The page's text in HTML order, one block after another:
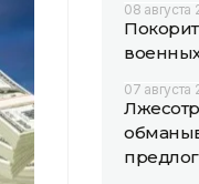
08 августа
07 августа